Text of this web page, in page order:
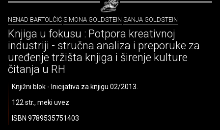
NENAD BARTOLČIĆ SIMONA GOLDSTEIN SANJA GOLDSTEIN
Knjiga u fokusu : Potpora kreativnoj
industriji - stručna analiza i preporuke za
uređenje tržišta knjiga i širenje kulture
čitanja u RH
Knjižni blok - Inicijativa za knjigu 02/2013.
122 str., meki uvez
ISBN 9789535751403